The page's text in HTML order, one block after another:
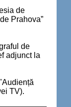
de
Prahova”
de
adjunct la
TV).